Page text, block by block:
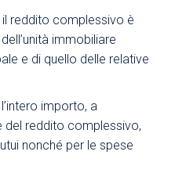
reddito complessivo è
immobiliare
e di quello delle relative
importo, a
del reddito complessivo,
nonché per le spese